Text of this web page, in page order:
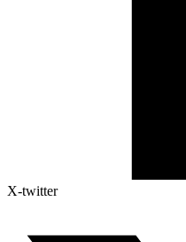
X-twitter